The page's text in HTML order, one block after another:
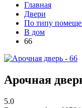
Главная
Двери
По типу
В дом
66
Арочная
5.0